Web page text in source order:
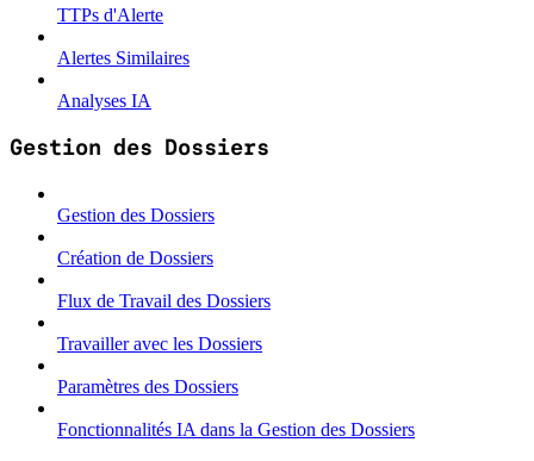
TTPs d'Alerte
Alertes Similaires
Analyses IA
Gestion des Dossiers
Gestion des Dossiers
Création de Dossiers
Flux de Travail des Dossiers
Travailler avec les Dossiers
Paramètres des Dossiers
Fonctionnalités IA dans la Gestion des Dossiers